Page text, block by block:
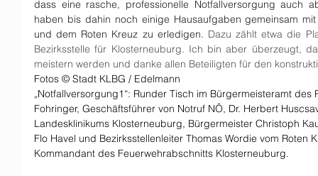
dass eine rasche, professionelle Notfallversorgung auch
haben bis dahin noch einige Hausaufgaben gemeinsam
und dem Roten Kreuz zu erledigen. Dazu zählt etwa die
Bezirksstelle für Klosterneuburg. Ich bin aber überzeugt,
meistern werden und danke allen Beteiligten für den
Fotos © Stadt KLBG / Edelmann
„Notfallversorgung1“: Runder Tisch im Bürgermeisteramt des
Fohringer, Geschäftsführer von Notruf NÖ, Dr. Herbert
Landesklinikums Klosterneuburg, Bürgermeister Christoph
Flo Havel und Bezirksstellenleiter Thomas Wordie vom Roten
Kommandant des Feuerwehrabschnitts Klosterneuburg.